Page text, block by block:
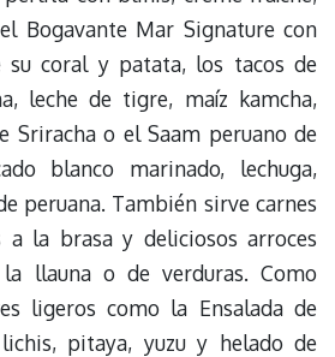
Bogavante Mar Signature con
su coral y patata, los tacos de
leche de tigre, maíz kamcha,
Sriracha o el Saam peruano de
blanco marinado, lechuga,
peruana. También sirve carnes
a la brasa y deliciosos arroces
llauna o de verduras. Como
ligeros como la Ensalada de
pitaya, yuzu y helado de